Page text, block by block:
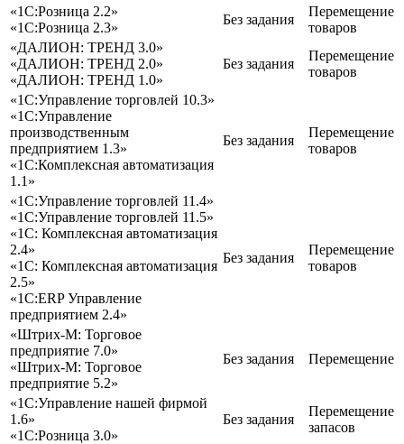
«1С:Розница 2.2»
«1С:Розница 2.3»
Без задания
Перемещение
товаров
«ДАЛИОН: ТРЕНД 3.0»
«ДАЛИОН: ТРЕНД 2.0»
«ДАЛИОН: ТРЕНД 1.0»
Без задания
Перемещение
товаров
«1С:Управление торговлей 10.3»
«1С:Управление
производственным
предприятием 1.3»
«1С:Комплексная автоматизация
1.1»
Без задания
Перемещение
товаров
«1С:Управление торговлей 11.4»
«1С:Управление торговлей 11.5»
«1С: Комплексная автоматизация
2.4»
«1С: Комплексная автоматизация
2.5»
«1С:ERPУправление
предприятием 2.4»
Без задания
Перемещение
товаров
«Штрих-М: Торговое
предприятие 7.0»
«Штрих-М: Торговое
предприятие 5.2»
Без задания Перемещение
«1С:Управление нашей фирмой
1.6»
«1С:Розница 3.0»
Без задания
Перемещение
запасов